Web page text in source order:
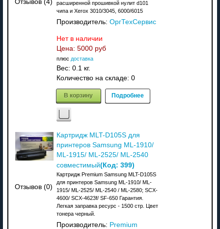
Отзывов (4)
расширенной прошивкой нулит d101
чипа и Xerox 3010/3045, 6000/6015
Производитель: ОргТехСервис
Нет в наличии
Цена: 5000 руб
плюс доставка
Вес: 0.1 кг.
Количество на складе: 0
В корзину Подробнее
Отзывов (0)
Картридж MLT-D105S для
принтеров Samsung ML-1910/
ML-1915/ ML-2525/ ML-2540
совместимый(Код: 399)
Картридж Premium Samsung MLT-D105S
для принтеров Samsung ML-1910/ ML-
1915/ ML-2525/ ML-2540 / ML-2580; SCX-
4600/ SCX-4623f/ SF-650 Гарантия.
Легкая заправка ресурс - 1500 стр. Цвет
тонера черный.
Производитель: Premium